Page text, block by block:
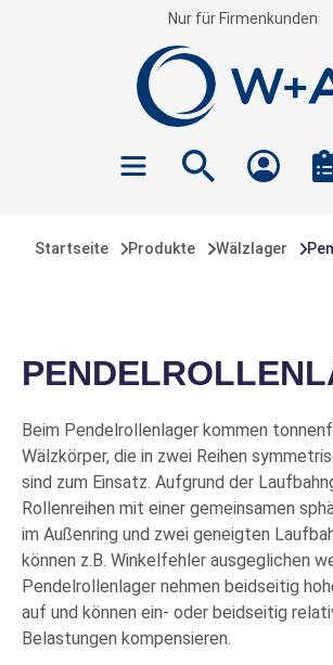
Nur für Firmenkunden
Startseite Produkte Wälzlager
Beim Pendelrollenlager kommen
Wälzkörper, die in zwei Reihen
sind zum Einsatz. Aufgrund der
Rollenreihen mit einer gemeinsamen
im Außenring und zwei geneigten
können z.B. Winkelfehler ausgeglichen
Pendelrollenlager nehmen beidseitig
auf und können ein- oder beidseitig
Belastungen kompensieren.